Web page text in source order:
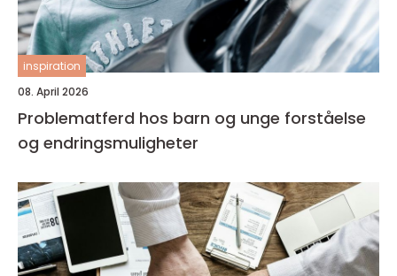
inspiration
08. April 2026
Problematferd hos barn og unge forståelse
og endringsmuligheter